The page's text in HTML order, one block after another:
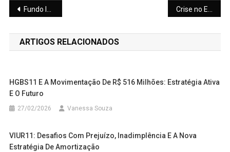
Navegação
de
Post
Fundo Imobiliário HDEL11 Anuncia Amortização Milionária e XPML11 Movimenta o Mercado; Veja os Destaques Crise no Estreito de Ormuz: Petróleo Dispara e Impacta as Bolsas
ARTIGOS RELACIONADOS
HGBS11 E A Movimentação De R$ 516 Milhões: Estratégia Ativa
E O Futuro
27/02/2026 Vanessa Souza
VIUR11: Desafios Com Prejuízo, Inadimplência E A Nova
Estratégia De Amortização